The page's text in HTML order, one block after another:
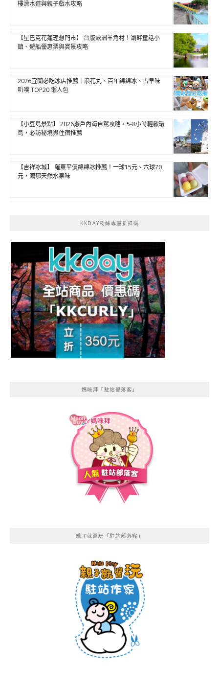
樓滑水道與親子戲水攻略
【星巴克花蓮理想門市】 台版歐洲羊角村！湖畔童話小
鎮、遊船優惠票與賞景攻略
2026宜蘭必吃冰店推薦｜浪花丸、百年綿綿冰、古早味
叭噗 TOP20 懶人包
【小豆島景點】 2026瀨戶內海自駕攻略，5-8小時輕鬆環
島，必訪秘境與住宿推薦
【吉祥冰城】 羅東平價綿綿冰推薦！一球15元、六球70
元，濃郁天然水果味
KKDAY粉絲專屬折扣碼
媽咪拜「駐站部落客」
親子就醬玩「駐站部落客」